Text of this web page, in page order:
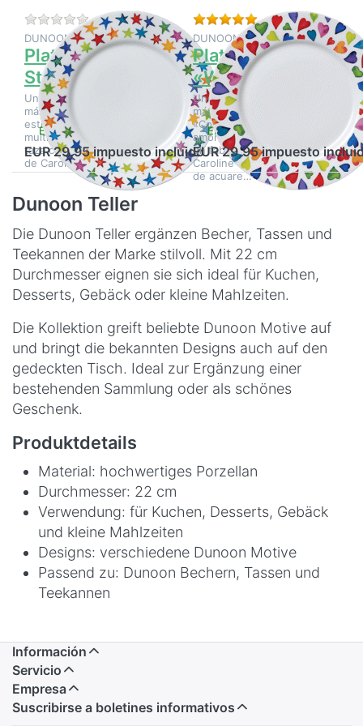
Aún no hay opiniones sobre este producto.
DUNOON CERAMICS LTD
Plato Dunoon
Starburst
Uno de nuestros diseños
más populares e icónicos:
estrellas brillantes en tonos
multicolores adornan esta
taza con un fabuloso diseño
de Caroline Bessey en su…
En stock
EUR 29,95 impuesto incluido
Valoración: 5 de 5
DUNOON CERAMICS LTD
Plato Dunoon
«Warm Hearts»
Uno de nuestros diseños
más populares e icónicos,
«Corazones llenos de
amor», adorna esta taza con
un fabuloso diseño de
Caroline Bessey en su estilo
de acuare…
En stock
EUR 29,95 impuesto
Dunoon Teller
Die Dunoon Teller ergänzen Becher, Tassen und
Teekannen der Marke stilvoll. Mit 22 cm
Durchmesser eignen sie sich ideal für Kuchen,
Desserts, Gebäck oder kleine Mahlzeiten.
Die Kollektion greift beliebte Dunoon Motive auf
und bringt die bekannten Designs auch auf den
gedeckten Tisch. Ideal zur Ergänzung einer
bestehenden Sammlung oder als schönes
Geschenk.
Produktdetails
Material: hochwertiges Porzellan
Durchmesser: 22 cm
Verwendung: für Kuchen, Desserts, Gebäck
und kleine Mahlzeiten
Designs: verschiedene Dunoon Motive
Passend zu: Dunoon Bechern, Tassen und
Teekannen
Información
Servicio
Empresa
Suscribirse a boletines informativos